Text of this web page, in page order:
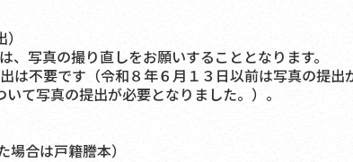
真の撮り直しをお願いすることとなります。
要です（令和８年６月１３日以前は写真の提出
て写真の提出が必要となりました。）。
合は戸籍謄本）